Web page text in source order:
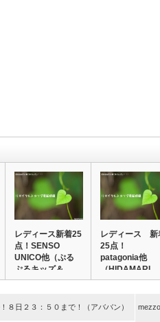
レディース新着25
点！SENSO
UNICO他（ぷる
ぷるキッズ＆…
レディース 新
25点！
patagonia他
（HIDAMARI…
８日２３：５０まで！（アババン）